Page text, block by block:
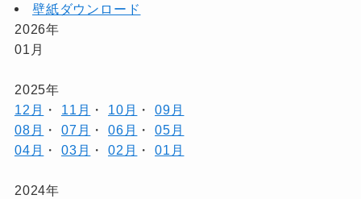
壁紙ダウンロード
2026年
01月
2025年
12月
・ 11月 ・ 10月 ・09月
08月
・ 07月 ・ 06月 ・05月
04月
・ 03月 ・ 02月 ・01月
2024年